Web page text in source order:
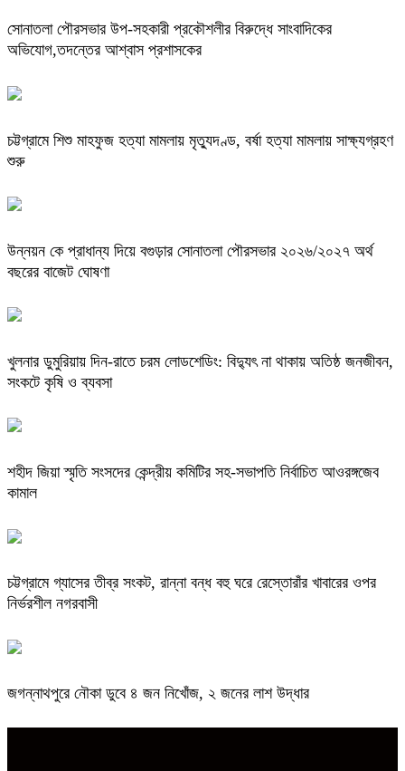
সোনাতলা পৌরসভার উপ-সহকারী প্রকৌশলীর বিরুদ্ধে সাংবাদিকের
অভিযোগ,তদন্তের আশ্বাস প্রশাসকের
চট্টগ্রামে শিশু মাহফুজ হত্যা মামলায় মৃত্যুদণ্ড, বর্ষা হত্যা মামলায় সাক্ষ্যগ্রহণ
শুরু
উন্নয়ন কে প্রাধান্য দিয়ে বগুড়ার সোনাতলা পৌরসভার ২০২৬/২০২৭ অর্থ
বছরের বাজেট ঘোষণা
খুলনার ডুমুরিয়ায় দিন-রাতে চরম লোডশেডিং: বিদ্যুৎ না থাকায় অতিষ্ঠ জনজীবন,
সংকটে কৃষি ও ব্যবসা
শহীদ জিয়া স্মৃতি সংসদের কেন্দ্রীয় কমিটির সহ-সভাপতি নির্বাচিত আওরঙ্গজেব
কামাল
চট্টগ্রামে গ্যাসের তীব্র সংকট, রান্না বন্ধ বহু ঘরে রেস্তোরাঁর খাবারের ওপর
নির্ভরশীল নগরবাসী
জগন্নাথপুরে নৌকা ডুবে ৪ জন নিখোঁজ, ২ জনের লাশ উদ্ধার